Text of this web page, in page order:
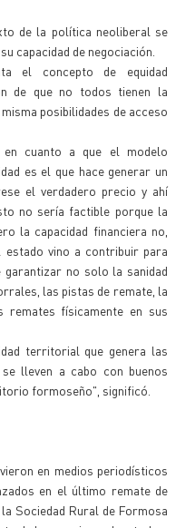
de la política neoliberal se
capacidad de negociación.
el concepto de equidad
de que no todos tienen la
posibilidades de acceso
cuanto a que el modelo
es el que hace generar un
el verdadero precio y ahí
no sería factible porque la
la capacidad financiera no,
estado vino a contribuir para
garantizar no solo la sanidad
las pistas de remate, la
remates físicamente en sus
territorial que genera las
lleven a cabo con buenos
formoseño", significó.
en medios periodísticos
en el último remate de
Sociedad Rural de Formosa